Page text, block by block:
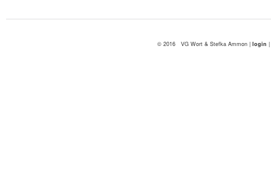
© 2016 VG Wort & Stefka Ammon | login |